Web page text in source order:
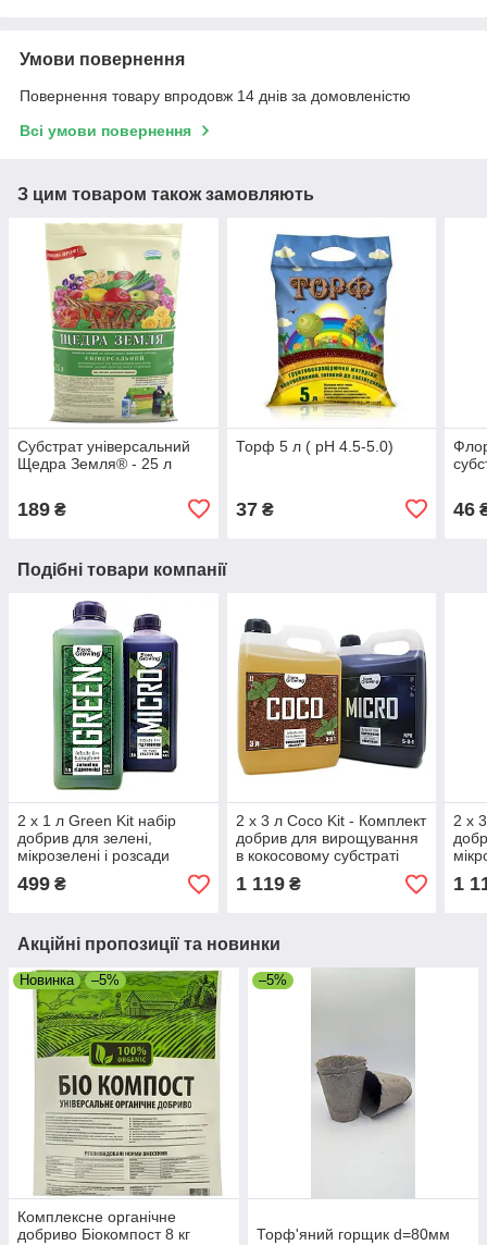
Умови повернення
Повернення товару впродовж 14 днів за домовленістю
Всі умови повернення
З цим товаром також замовляють
Субстрат універсальний
Щедра Земля® - 25 л
189 ₴
Торф 5 л ( рН 4.5-5.0)
37₴ 46
Подібні товари компанії
2 х 1 л Green Kit набір
добрив для зелені,
мікрозелені і розсади
499 ₴
2 х 3 л Coco Kit - Комплект
добрив для вирощування
в кокосовому субстраті
1 119₴
2 х
1
Акційні пропозиції та новинки
Новинка –5%
Комплексне органічне
добриво Біокомпост 8 кг
–5%
Торф'яний горщик d=80мм